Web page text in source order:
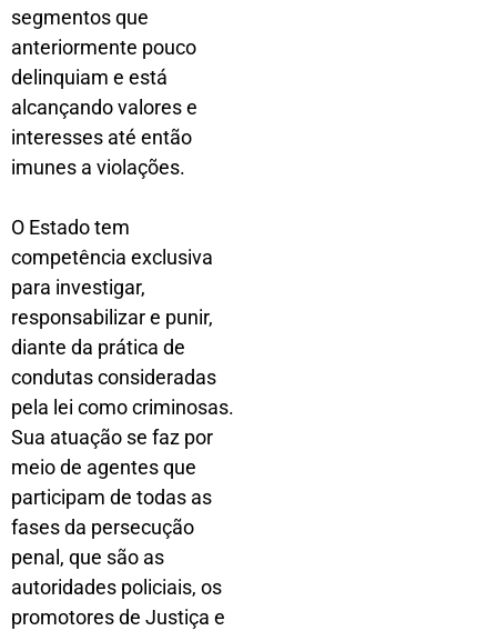
segmentos que
anteriormente pouco
delinquiam e está
alcançando valores e
interesses até então
imunes a violações.
O Estado tem
competência exclusiva
para investigar,
responsabilizar e punir,
diante da prática de
condutas consideradas
pela lei como criminosas.
Sua atuação se faz por
meio de agentes que
participam de todas as
fases da persecução
penal, que são as
autoridades policiais, os
promotores de Justiça e